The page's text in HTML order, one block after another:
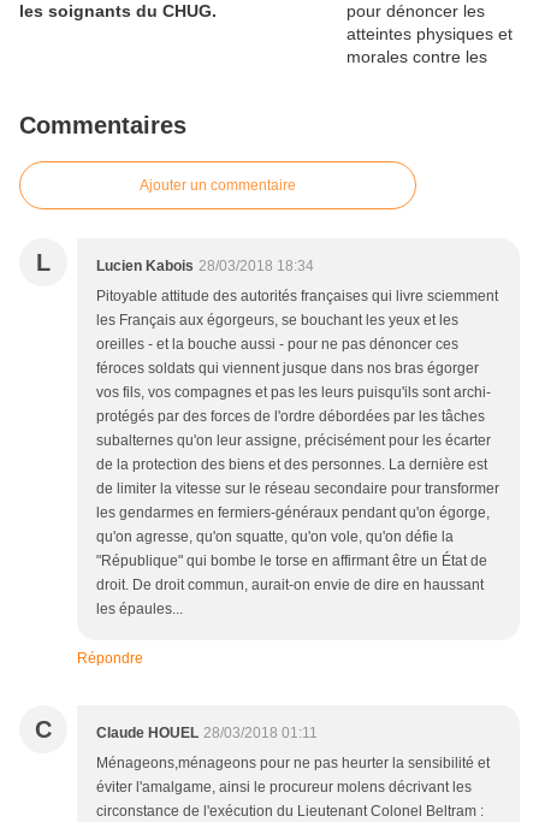
les soignants du CHUG.
Commentaires
Ajouter un commentaire
L Lucien Kabois 28/03/2018 18:34
Pitoyable attitude des autorités françaises qui livre sciemment
les Français aux égorgeurs, se bouchant les yeux et les
oreilles - et la bouche aussi - pour ne pas dénoncer ces
féroces soldats qui viennent jusque dans nos bras égorger
vos fils, vos compagnes et pas les leurs puisqu'ils sont archi-
protégés par des forces de l'ordre débordées par les tâches
subalternes qu'on leur assigne, précisément pour les écarter
de la protection des biens et des personnes. La dernière est
de limiter la vitesse sur le réseau secondaire pour transformer
les gendarmes en fermiers-généraux pendant qu'on égorge,
qu'on agresse, qu'on squatte, qu'on vole, qu'on défie la
"République" qui bombe le torse en affirmant être un État de
droit. De droit commun, aurait-on envie de dire en haussant
les épaules...
Répondre
C Claude HOUEL 28/03/2018 01:11
Ménageons,ménageons pour ne pas heurter la sensibilité et
éviter l'amalgame, ainsi le procureur molens décrivant les
circonstance de l'exécution du Lieutenant Colonel Beltram :